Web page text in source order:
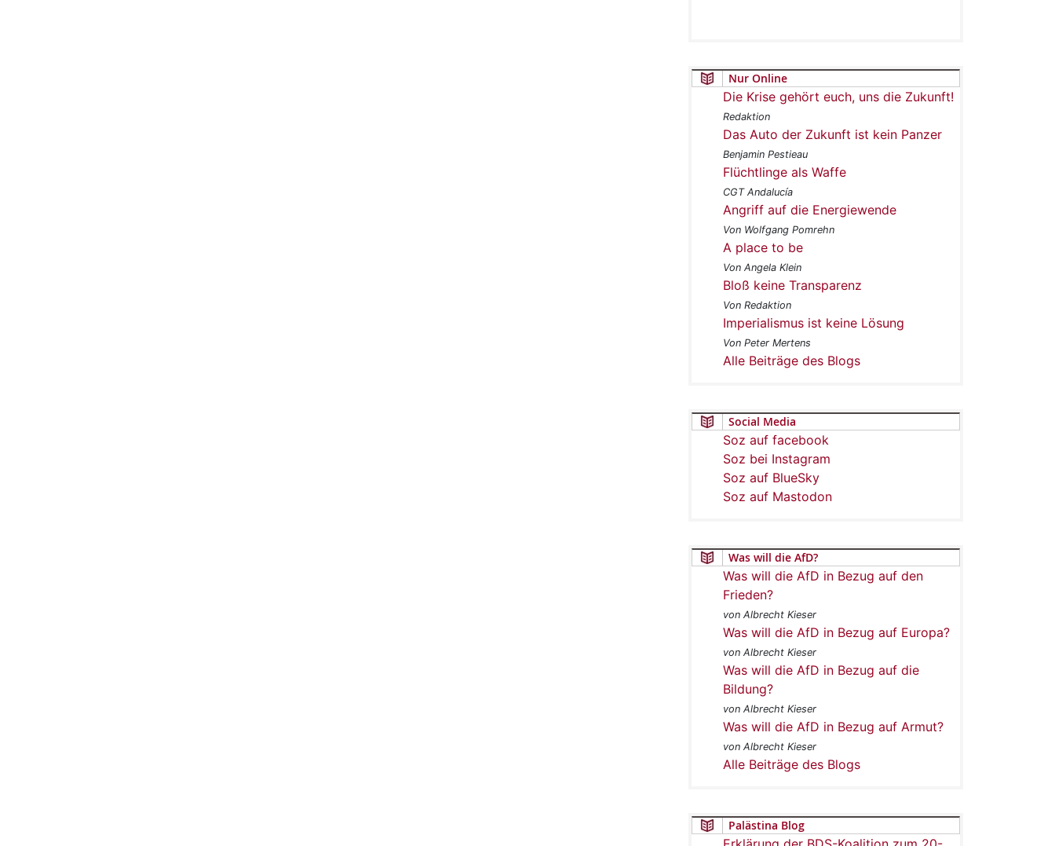
Nur Online
Die Krise gehört euch, uns die Zukunft!
Redaktion
Das Auto der Zukunft ist kein Panzer
Benjamin Pestieau
Flüchtlinge als Waffe
CGT Andalucía
Angriff auf die Energiewende
Von Wolfgang Pomrehn
A place to be
Von Angela Klein
Bloß keine Transparenz
Von Redaktion
Imperialismus ist keine Lösung
Von Peter Mertens
Alle Beiträge des Blogs
Social Media
Soz auf facebook
Soz bei Instagram
Soz auf BlueSky
Soz auf Mastodon
Was will die AfD?
Was will die AfD in Bezug auf den
Frieden?
von Albrecht Kieser
Was will die AfD in Bezug auf Europa?
von Albrecht Kieser
Was will die AfD in Bezug auf die
Bildung?
von Albrecht Kieser
Was will die AfD in Bezug auf Armut?
von Albrecht Kieser
Alle Beiträge des Blogs
Palästina Blog